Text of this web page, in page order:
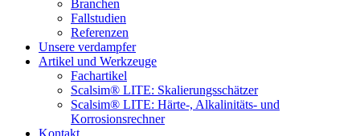
Branchen
Fallstudien
Referenzen
Unsere verdampfer
Artikel und Werkzeuge
Fachartikel
Scalsim® LITE: Skalierungsschätzer
Scalsim® LITE: Härte-, Alkalinitäts- und
Korrosionsrechner
Kontakt